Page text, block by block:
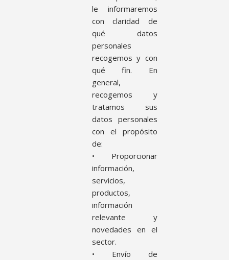
le informaremos
con claridad de
qué datos
personales
recogemos y con
qué fin. En
general,
recogemos y
tratamos sus
datos personales
con el propósito
de:
• Proporcionar
información,
servicios,
productos,
información
relevante y
novedades en el
sector.
• Envío de